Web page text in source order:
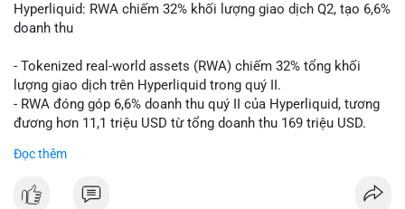
📰 Nguồn: CoinDesk
Hyperliquid: RWA chiếm 32% khối lượng giao dịch Q2, tạo 6,6%
doanh thu
- Tokenized real-world assets (RWA) chiếm 32% tổng khối
lượng giao dịch trên Hyperliquid trong quý II.
- RWA đóng góp 6,6% doanh thu quý II của Hyperliquid, tương
đương hơn 11,1 triệu USD từ tổng doanh thu 169 triệu USD.
sản hóa thực tế trên sàn giao dịch phi tập trung.
#binancesquare
Đọc thêm